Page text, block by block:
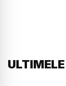
ULTIMELE